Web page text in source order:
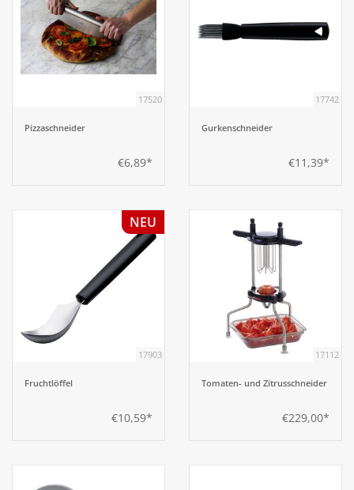
17520
Pizzaschneider
€6,89*
17742
Gurkenschneider
€11,39*
NEU
17903
Fruchtlöffel
€10,59*
17112
Tomaten- und Zitrusschneider
€229,00*